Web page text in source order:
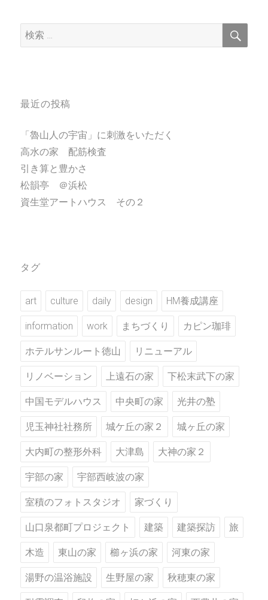
検
索:
検
最近の投稿
「魯山人の宇宙」に刺激をいただく
高水の家 配筋検査
引き算と豊かさ
松韻亭 ＠浜松
資生堂アートハウス その２
タグ
art culture daily design HM養成講座
information work まちづくり カピン珈琲
ホテルサンルート徳山 リニューアル
リノベーション 上遠石の家 下松末武下の家
中国モデルハウス 中央町の家 光井の塾
児玉神社社務所 城ケ丘の家２ 城ヶ丘の家
大内町の整形外科 大津島 大神の家２
宇部の家 宇部西岐波の家
室積のフォトスタジオ 家づくり
山口泉都町プロジェクト 建築 建築探訪 旅
木造 東山の家 櫛ヶ浜の家 河東の家
湯野の温浴施設 生野屋の家 秋穂東の家